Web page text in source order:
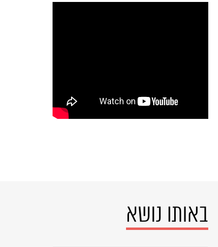
באותו נושא